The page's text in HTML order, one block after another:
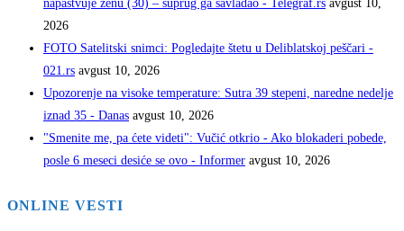
napastvuje ženu (30) – suprug ga savladao - Telegraf.rs avgust 10,
2026
FOTO Satelitski snimci: Pogledajte štetu u Deliblatskoj peščari -
021.rs avgust 10, 2026
Upozorenje na visoke temperature: Sutra 39 stepeni, naredne nedelje
iznad 35 - Danas avgust 10, 2026
"Smenite me, pa ćete videti": Vučić otkrio - Ako blokaderi pobede,
posle 6 meseci desiće se ovo - Informer avgust 10, 2026
ONLINE VESTI